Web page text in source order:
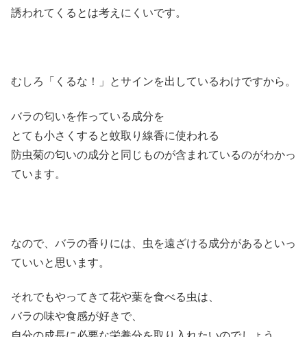
誘われてくるとは考えにくいです。
むしろ「くるな！」とサインを出しているわけですから。
バラの匂いを作っている成分を
とても小さくすると蚊取り線香に使われる
防虫菊の匂いの成分と同じものが含まれているのがわかっ
ています。
なので、バラの香りには、虫を遠ざける成分があるといっ
ていいと思います。
それでもやってきて花や葉を食べる虫は、
バラの味や食感が好きで、